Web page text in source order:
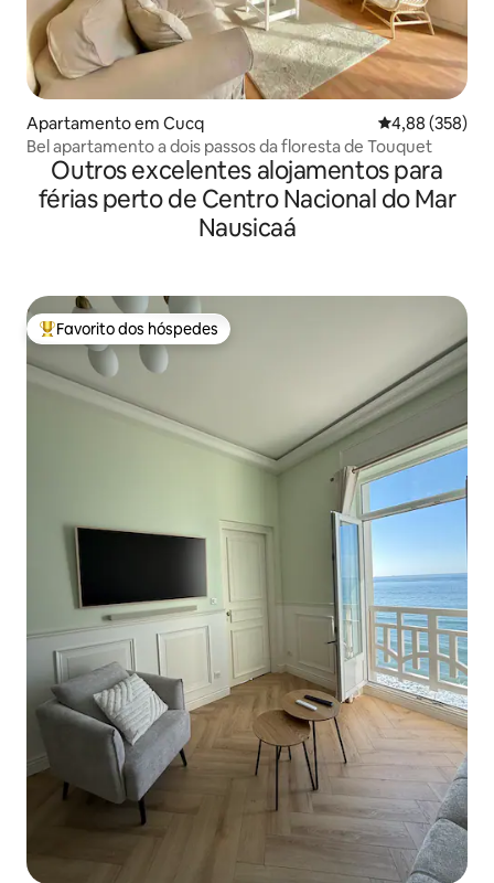
Apartamento em Cucq Classificação
4,88 (358)
Bel apartamento a dois passos da floresta de Touquet
Outros excelentes alojamentos para
férias perto de Centro Nacional do Mar
Nausicaá
Favoritos dos hóspedes mais apreciados
Favorito dos hóspedes